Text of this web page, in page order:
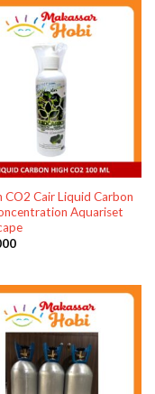
CO2 Cair Liquid Carbon
Aquariset